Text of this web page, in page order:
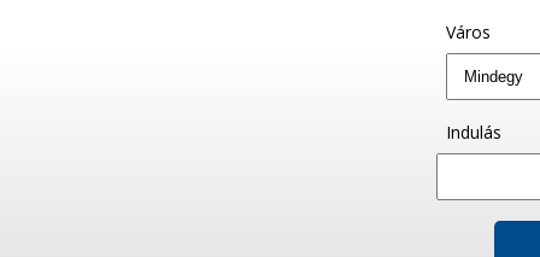
Város
Indulás